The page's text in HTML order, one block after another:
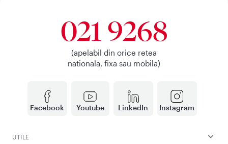
Facebook Youtube LinkedIn Instagram
021 9268
(apelabil din orice retea
nationala, fixa sau mobila)
UTILE